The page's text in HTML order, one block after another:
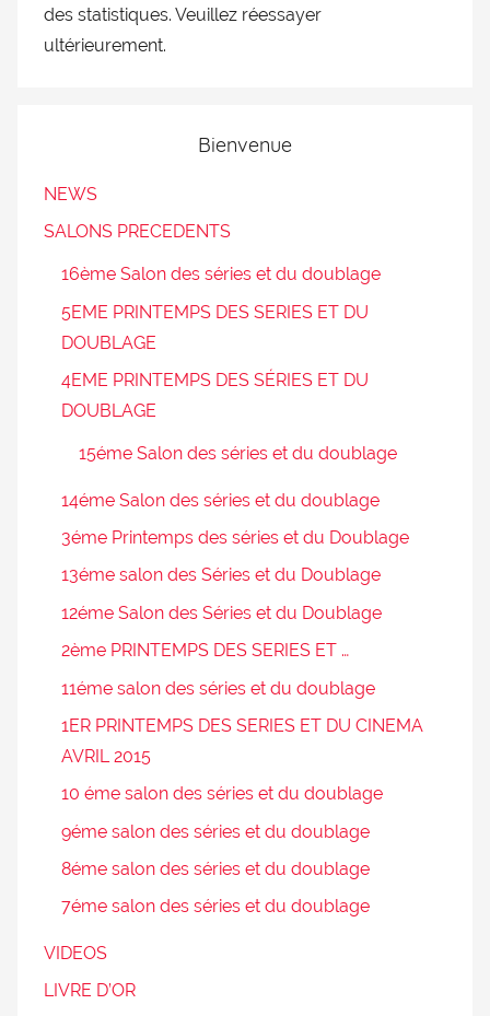
des statistiques. Veuillez réessayer
ultérieurement.
Bienvenue
NEWS
SALONS PRECEDENTS
16ème Salon des séries et du doublage
5EME PRINTEMPS DES SERIES ET DU
DOUBLAGE
4EME PRINTEMPS DES SÉRIES ET DU
DOUBLAGE
15éme Salon des séries et du doublage
14éme Salon des séries et du doublage
3éme Printemps des séries et du Doublage
13éme salon des Séries et du Doublage
12éme Salon des Séries et du Doublage
2ème PRINTEMPS DES SERIES ET …
11éme salon des séries et du doublage
1ER PRINTEMPS DES SERIES ET DU CINEMA
AVRIL 2015
10 éme salon des séries et du doublage
9éme salon des séries et du doublage
8éme salon des séries et du doublage
7éme salon des séries et du doublage
VIDEOS
LIVRE D’OR